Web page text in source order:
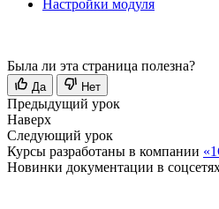
Настройки модуля
Была ли эта страница полезна?
Да Нет
Предыдущий урок
Наверх
Следующий урок
Курсы разработаны в компании
Новинки документации в